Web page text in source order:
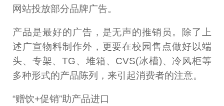
网站投放部分品牌广告。
产品是最好的广告，是无声的推销员。除了上
述广宣物料制作外，更要在校园售点做好以端
头、专架、TG、堆箱、CVS(冰槽)、冷风柜等
多种形式的产品陈列，来引起消费者的注意。
“赠饮+促销”助产品进口